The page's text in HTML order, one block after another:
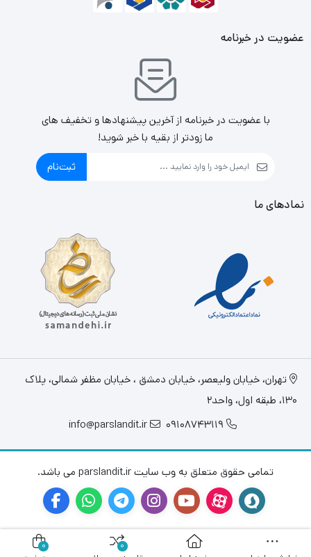
عضویت در خبرنامه
با عضویت در خبرنامه از آخرین پیشنهادها و تخفیف های
ما زودتر از بقیه با خبر شوید!
ثبت‌نام
نمادهای ما
تهران، خيابان وليعصر، خیابان دمشق ، خیابان مظفر شمالی، پلاک
130، طبقه اول، واحد2
09108743119
info@parslandit.ir
تمامی حقوق متعلق به وب سایت parslandit.ir می باشد.
0
0